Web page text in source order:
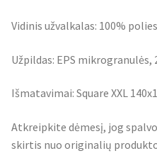
Vidinis užvalkalas: 100%
Užpildas: EPS mikrogranulės,
Išmatavimai: Square XXL
Atkreipkite dėmesį, jog
skirtis nuo originalių